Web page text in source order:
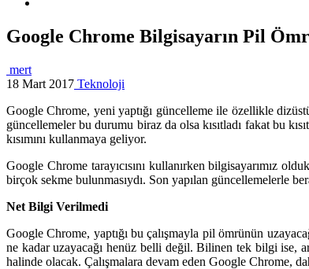
Google Chrome Bilgisayarın Pil
mert
18 Mart 2017 Teknoloji
Google Chrome, yeni yaptığı güncelleme ile özellikle
güncellemeler bu durumu biraz da olsa kısıtladı fakat bu
kısımını kullanmaya geliyor.
Google Chrome tarayıcısını kullanırken bilgisayarımız
birçok sekme bulunmasıydı. Son yapılan güncellemelerle
Net Bilgi Verilmedi
Google Chrome, yaptığı bu çalışmayla pil ömrünün
ne kadar uzayacağı henüz belli değil. Bilinen tek bilgi ise,
halinde olacak. Çalışmalara devam eden Google Chrome,